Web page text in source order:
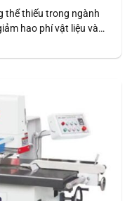
thể thiếu trong ngành
hao phí vật liệu và
cao, đáp ứng mọi